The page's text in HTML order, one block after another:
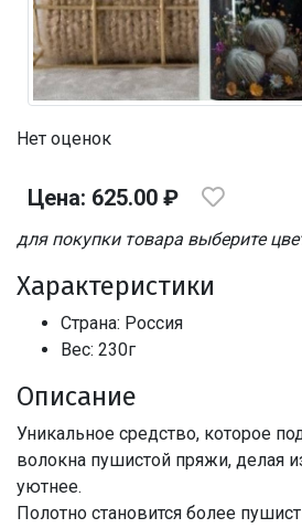
Нет оценок
Цена: 625.00 ₽
для покупки товара выберите
Характеристики
Страна: Россия
Вес: 230г
Описание
Уникальное средство, которое
волокна пушистой пряжи, делая
уютнее.
Полотно становится более